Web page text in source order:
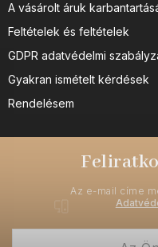
A vásárolt áruk
Feltételek és feltételek
GDPR adatvédelmi
Gyakran ismételt kérdések
Rendelésem
Az e-mail címe